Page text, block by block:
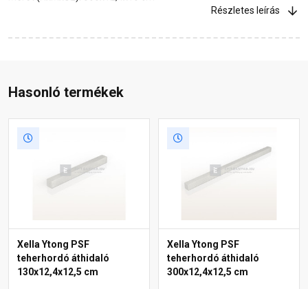
Részletes leírás
Hasonló termékek
Xella Ytong PSF
teherhordó áthidaló
130x12,4x12,5 cm
Xella Ytong PSF
teherhordó áthidaló
300x12,4x12,5 cm